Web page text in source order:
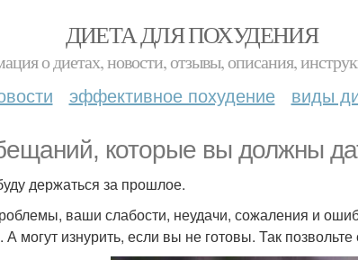
ДИЕТА ДЛЯ ПОХУДЕНИЯ
о диетах, новости, отзывы, описания,
эффективное похудение виды
которые вы должны
держаться за прошлое.
ваши слабости, неудачи, сожаления и
А могут изнурить, если вы не готовы. Так